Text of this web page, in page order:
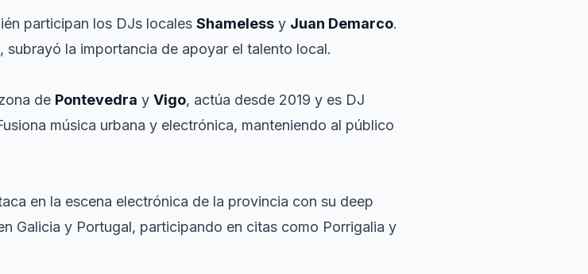
participan los DJs locales Shameless y Juan Demarco.
, subrayó la importancia de apoyar el talento local.
de Pontevedra y Vigo, actúa desde 2019 y es DJ
música urbana y electrónica, manteniendo al público
en la escena electrónica de la provincia con su deep
Galicia y Portugal, participando en citas como Porrigalia y